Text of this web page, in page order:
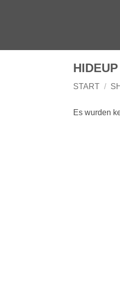
START /
Es wurden